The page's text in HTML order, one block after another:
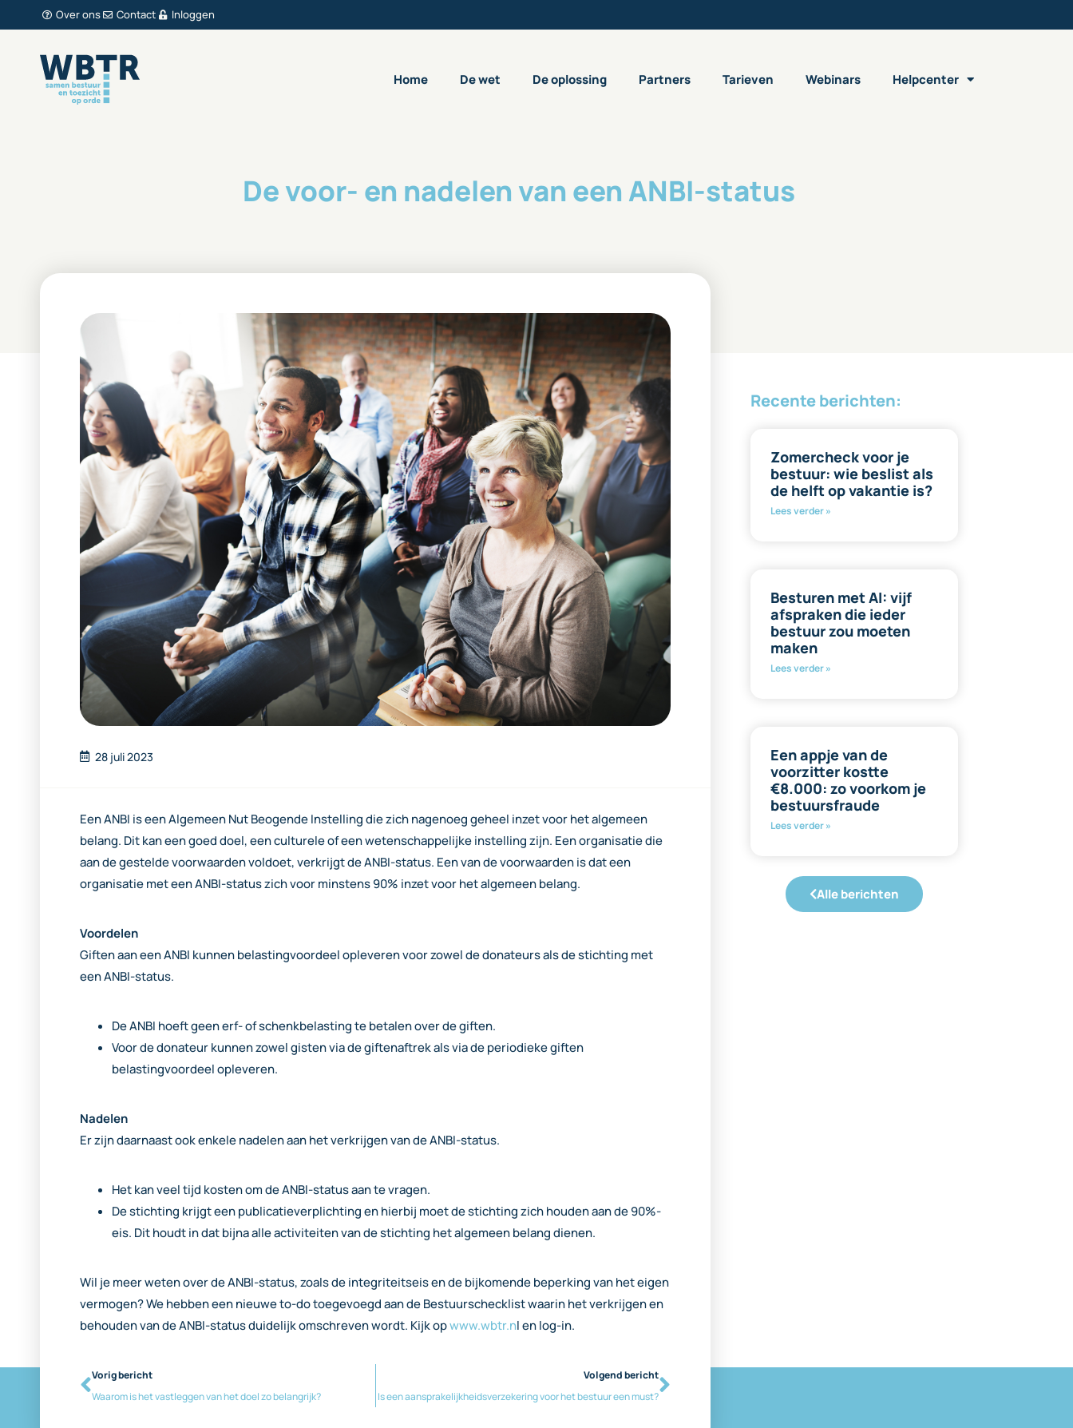
Over ons Contact Inloggen
Home De wet De oplossing Partners Tarieven Webinars Helpcenter
De voor- en nadelen van een ANBI-status
28 juli 2023
Een ANBI is een Algemeen Nut Beogende Instelling die zich nagenoeg geheel inzet voor het algemeen
belang. Dit kan een goed doel, een culturele of een wetenschappelijke instelling zijn. Een organisatie die
aan de gestelde voorwaarden voldoet, verkrijgt de ANBI-status. Een van de voorwaarden is dat een
organisatie met een ANBI-status zich voor minstens 90% inzet voor het algemeen belang.
Voordelen
Giften aan een ANBI kunnen belastingvoordeel opleveren voor zowel de donateurs als de stichting met
een ANBI-status.
De ANBI hoeft geen erf- of schenkbelasting te betalen over de giften.
Voor de donateur kunnen zowel gisten via de giftenaftrek als via de periodieke giften
belastingvoordeel opleveren.
Nadelen
Er zijn daarnaast ook enkele nadelen aan het verkrijgen van de ANBI-status.
Het kan veel tijd kosten om de ANBI-status aan te vragen.
De stichting krijgt een publicatieverplichting en hierbij moet de stichting zich houden aan de 90%-
eis. Dit houdt in dat bijna alle activiteiten van de stichting het algemeen belang dienen.
Wil je meer weten over de ANBI-status, zoals de integriteitseis en de bijkomende beperking van het eigen
vermogen? We hebben een nieuwe to-do toegevoegd aan de Bestuurschecklist waarin het verkrijgen en
behouden van de ANBI-status duidelijk omschreven wordt. Kijk opwww.wbtr.nl en log-in.
Vorig bericht
Waarom is het vastleggen van het doel zo belangrijk?
Volgend bericht
Is een aansprakelijkheidsverzekering voor het bestuur een must?
Recente berichten:
Zomercheck voor je
bestuur: wie beslist als
de helft op vakantie is?
Lees verder »
Besturen met AI: vijf
afspraken die ieder
bestuur zou moeten
maken
Lees verder »
Een appje van de
voorzitter kostte
€8.000: zo voorkom je
bestuursfraude
Lees verder »
Alle berichten